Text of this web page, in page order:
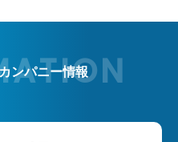
ンパニー情報